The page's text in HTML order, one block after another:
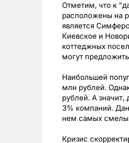
Отметим, что к
расположены на
является
Киевское и
коттеджных
могут
Наибольшей
млн рублей.
рублей. А
3% компаний.
нем самых
Кризис